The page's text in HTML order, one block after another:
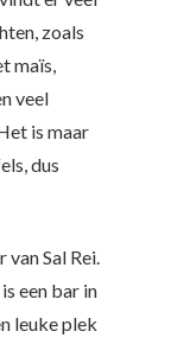
zoals
maïs,
veel
is maar
dus
Sal Rei.
een bar in
leuke plek